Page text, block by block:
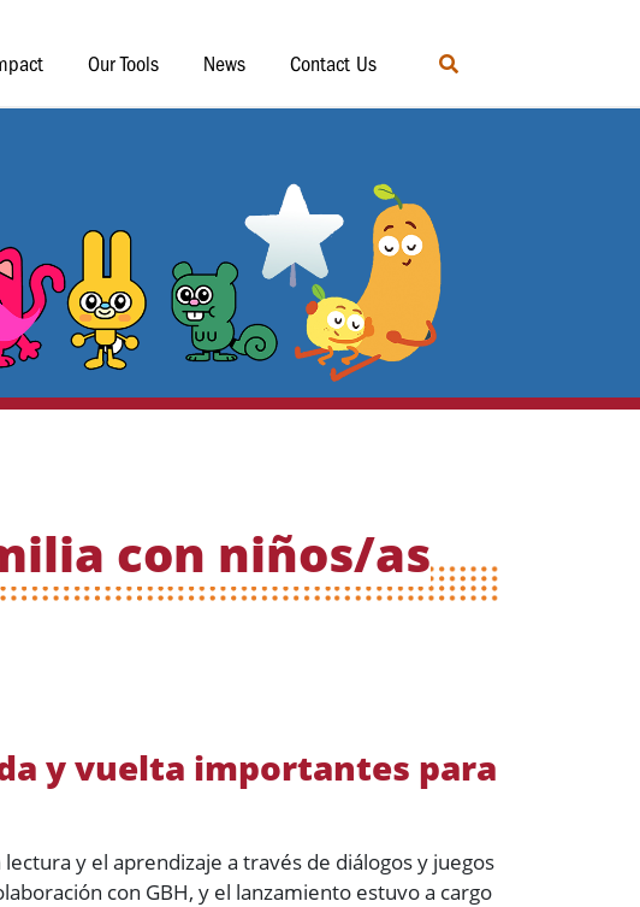
Our Tools News Contact Us
con niños/as
y vuelta importantes para
y el aprendizaje a través de diálogos y juegos
con GBH, y el lanzamiento estuvo a cargo